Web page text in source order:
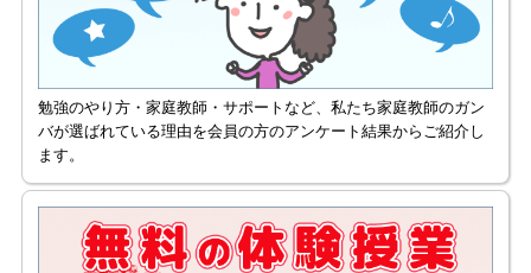
勉強のやり方・家庭教師・サポートなど、私たち家庭教師のガン
バが選ばれている理由を会員の方のアンケート結果からご紹介し
ます。